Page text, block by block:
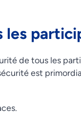
les
de tous les
est